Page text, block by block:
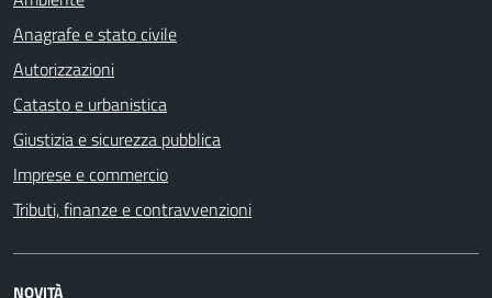
Anagrafe e stato civile
Autorizzazioni
Catasto e urbanistica
Giustizia e sicurezza pubblica
Imprese e commercio
Tributi, finanze e contravvenzioni
NOVITÀ